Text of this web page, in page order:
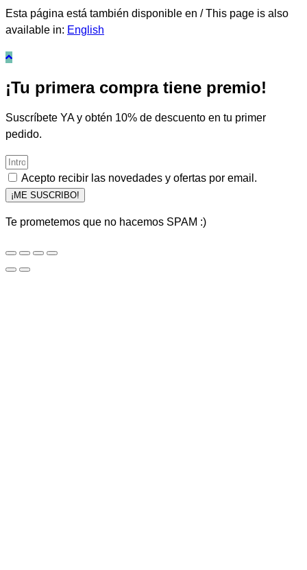
Esta página está también disponible en / This page is also
available in: English
¡Tu primera compra tiene premio!
Suscríbete YA y obtén 10% de descuento en tu primer
pedido.
Acepto recibir las novedades y ofertas por email.
¡ME SUSCRIBO!
Te prometemos que no hacemos SPAM :)